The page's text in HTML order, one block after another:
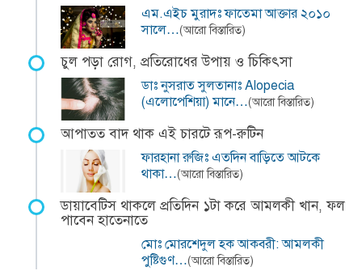
এম.এইচ মুরাদঃ ফাতেমা আক্তার ২০১০
সালে…(আরো বিস্তারিত)
চুল পড়া রোগ, প্রতিরোধের উপায় ও চিকিৎসা
ডাঃ নুসরাত সুলতানাঃ Alopecia
(এলোপেশিয়া) মানে…(আরো বিস্তারিত)
আপাতত বাদ থাক এই চারটে রূপ-রুটিন
ফারহানা রুজিঃ এতদিন বাড়িতে আটকে
থাকা…(আরো বিস্তারিত)
ডায়াবেটিস থাকলে প্রতিদিন ১টা করে আমলকী খান, ফল
পাবেন হাতেনাতে
মোঃ মোরশেদুল হক আকবরী: আমলকী
পুষ্টিগুণ…(আরো বিস্তারিত)